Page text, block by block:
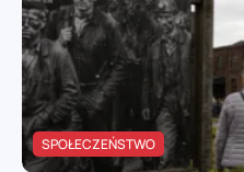
SPOŁECZEŃSTWO